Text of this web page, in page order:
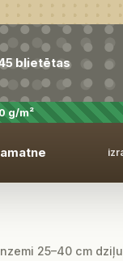
blietētas
g/m²
25–40 cm